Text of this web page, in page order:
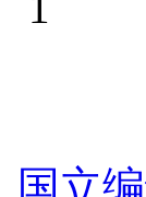
国立